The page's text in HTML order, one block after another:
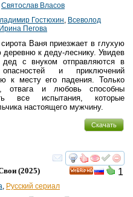
Святослав Власов
Гостюхин, Всеволод
Ирина Пегова
сирота Ваня приезжает в глухую
деревню к деду-леснику. Увидев
дед с внуком отправляются в
и приключений
к месту его падения. Только
отвага и любовь способны
все испытания, которые
настоящего мужчину.
Скачать
смотреть
1
(2025)
Русский сериал